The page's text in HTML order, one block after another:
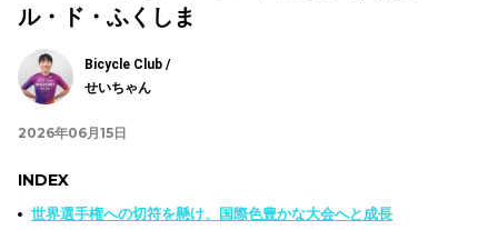
ル・ド・ふくしま
Bicycle Club /
せいちゃん
2026年06月15日
INDEX
世界選手権への切符を懸け、国際色豊かな大会へと成長